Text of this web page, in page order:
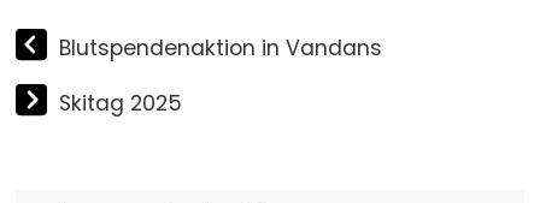
Blutspendenaktion in Vandans
Skitag 2025